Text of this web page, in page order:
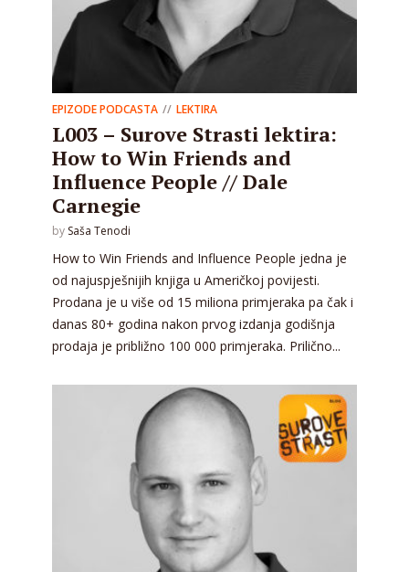
EPIZODE PODCASTA LEKTIRA
L003 – Surove Strasti lektira:
How to Win Friends and
Influence People // Dale
Carnegie
by Saša Tenodi
How to Win Friends and Influence People jedna je
od najuspješnijih knjiga u Američkoj povijesti.
Prodana je u više od 15 miliona primjeraka pa čak i
danas 80+ godina nakon prvog izdanja godišnja
prodaja je približno 100 000 primjeraka. Prilično...